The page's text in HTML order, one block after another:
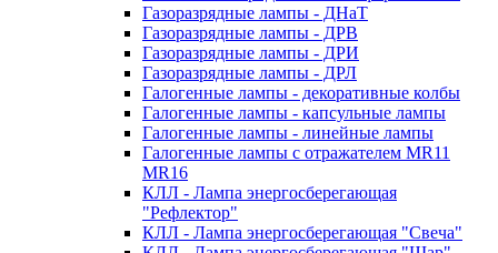
Газоразрядные лампы - ДНаТ
Газоразрядные лампы - ДРВ
Газоразрядные лампы - ДРИ
Газоразрядные лампы - ДРЛ
Галогенные лампы - декоративные колбы
Галогенные лампы - капсульные лампы
Галогенные лампы - линейные лампы
Галогенные лампы с отражателем MR11
MR16
КЛЛ - Лампа энергосберегающая
"Рефлектор"
КЛЛ - Лампа энергосберегающая "Свеча"